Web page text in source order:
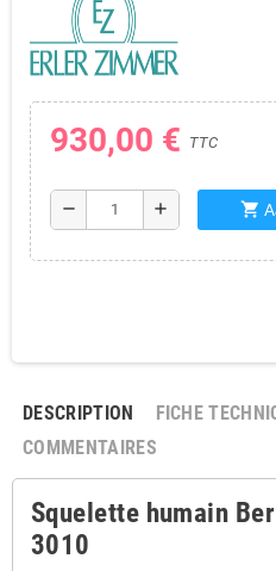
930,00 € TTC
remove add shopping_cart
DESCRIPTION FICHE
COMMENTAIRES
Squelette humain
3010